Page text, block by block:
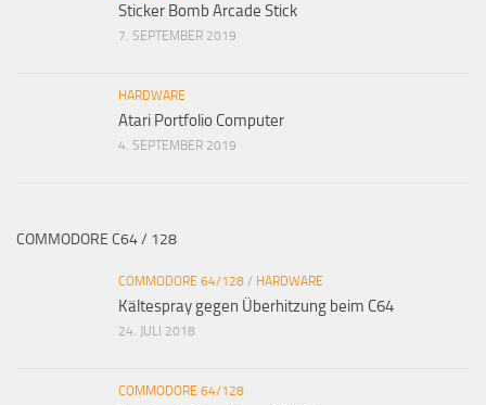
Sticker Bomb Arcade Stick
7. SEPTEMBER 2019
HARDWARE
Atari Portfolio Computer
4. SEPTEMBER 2019
COMMODORE C64 / 128
COMMODORE 64/128 / HARDWARE
Kältespray gegen Überhitzung beim C64
24. JULI 2018
COMMODORE 64/128